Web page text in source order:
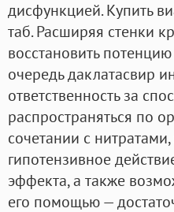
дисфункцией. Купить
таб. Расширяя стенки
восстановить
очередь даклатасвир
ответственность за
распространяться по
сочетании с
гипотензивное
эффекта, а также
его помощью —